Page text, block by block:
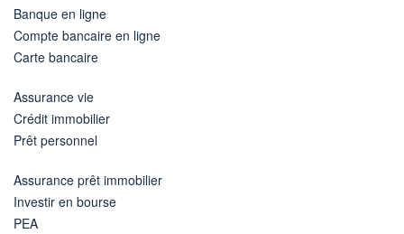
Banque en ligne
Compte bancaire en ligne
Carte bancaire
Assurance vie
Crédit immobilier
Prêt personnel
Assurance prêt immobilier
Investir en bourse
PEA